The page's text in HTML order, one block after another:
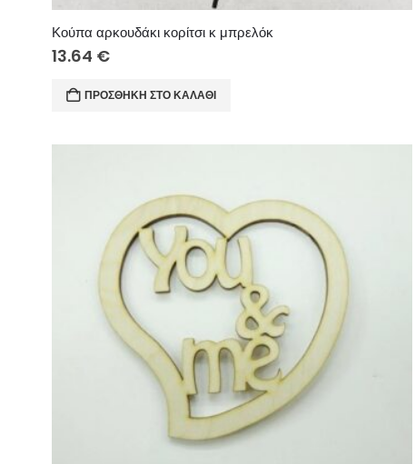
Κούπα αρκουδάκι κορίτσι κ μπρελόκ
13.64 €
ΠΡΟΣΘΉΚΗ ΣΤΟ ΚΑΛΆΘΙ